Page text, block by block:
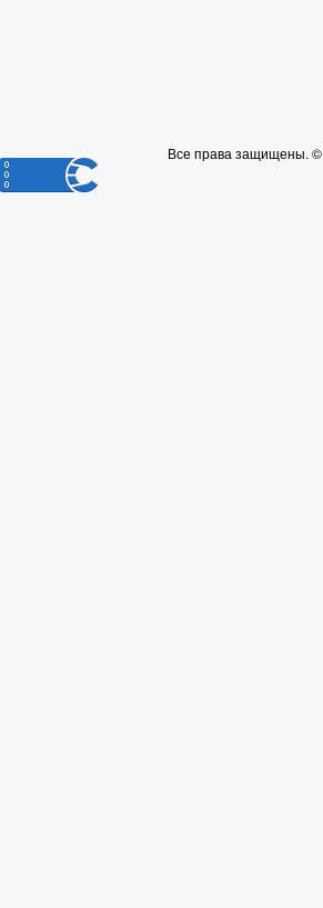
Все права защищены. ©